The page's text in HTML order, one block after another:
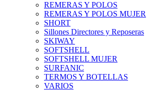
REMERAS Y POLOS
REMERAS Y POLOS MUJER
SHORT
Sillones Directores y Reposeras
SKIWAY
SOFTSHELL
SOFTSHELL MUJER
SURFANIC
TERMOS Y BOTELLAS
VARIOS